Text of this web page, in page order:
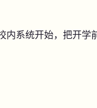
内系统开始，把开学